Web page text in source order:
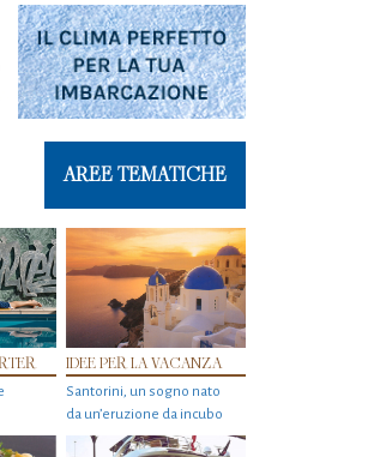
AREE TEMATICHE
IDEE PER LA VACANZA
Santorini, un sogno nato
da un’eruzione da incubo